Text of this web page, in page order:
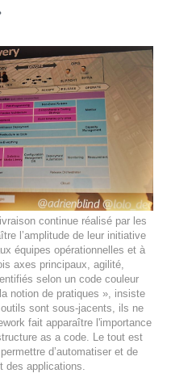
continue réalisé par les
l’amplitude de leur initiative
équipes opérationnelles et à
axes principaux, agilité,
selon un code couleur
notion de pratiques », insiste
sont sous-jacents, ils ne
fait apparaître l'importance
as a code. Le tout est
d’automatiser et de
des applications.